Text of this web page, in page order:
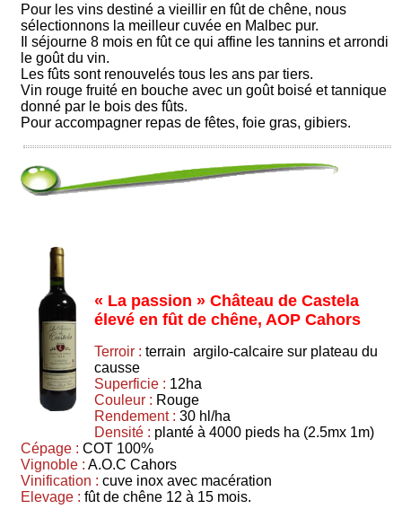
Pour les vins destiné a vieillir en fût de chêne, nous
sélectionnons la meilleur cuvée en Malbec pur.
Il séjourne 8 mois en fût ce qui affine les tannins et arrondi
le goût du vin.
Les fûts sont renouvelés tous les ans par tiers.
Vin rouge fruité en bouche avec un goût boisé et tannique
donné par le bois des fûts.
Pour accompagner repas de fêtes, foie gras, gibiers.
« La passion » Château de Castela
élevé en fût de chêne, AOP Cahors
Terroir : terrain argilo-calcaire sur plateau du
causse
Superficie : 12ha
Couleur : Rouge
Rendement : 30 hl/ha
Densité : planté à 4000 pieds ha (2.5mx 1m)
Cépage : COT 100%
Vignoble : A.O.C Cahors
Vinification : cuve inox avec macération
Elevage : fût de chêne 12 à 15 mois.